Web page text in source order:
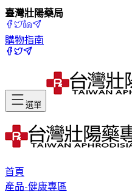
臺灣壯陽藥局
購物指南
選單
首頁
產品-健康專區